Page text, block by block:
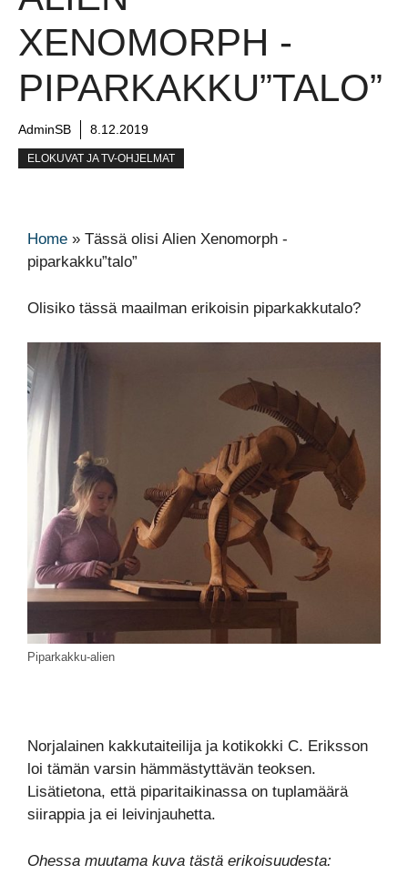
XENOMORPH -
PIPARKAKKU”TALO”
AdminSB 8.12.2019
ELOKUVAT JA TV-OHJELMAT
Home » Tässä olisi Alien Xenomorph -
piparkakku”talo”
Olisiko tässä maailman erikoisin piparkakkutalo?
Piparkakku-alien
Norjalainen kakkutaiteilija ja kotikokki C. Eriksson
loi tämän varsin hämmästyttävän teoksen.
Lisätietona, että piparitaikinassa on tuplamäärä
siirappia ja ei leivinjauhetta.
Ohessa muutama kuva tästä erikoisuudesta: